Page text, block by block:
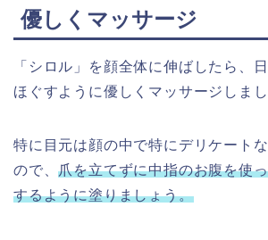
優しくマッサージ
「 シロル 」を顔全体に伸ばしたら、
ほぐすように優しくマッサージしまし
特に目元は顔の中で特にデリケート
ので、爪を立てずに中指のお腹を使
するように塗りましょう。